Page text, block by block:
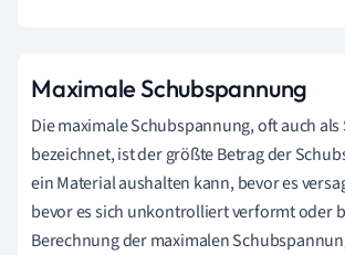
Maximale Schubspannung
Die maximale Schubspannung, oft auch
bezeichnet, ist der größte Betrag der
ein Material aushalten kann, bevor es
bevor es sich unkontrolliert verformt oder
Berechnung der maximalen